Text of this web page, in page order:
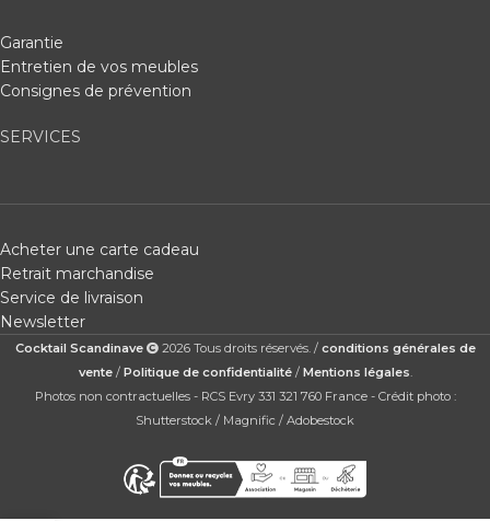
Garantie
Entretien de vos meubles
Consignes de prévention
SERVICES
Acheter une carte cadeau
Retrait marchandise
Service de livraison
Newsletter
Cocktail Scandinave 2026 Tous droits réservés. / conditions générales de
vente/ Politique de confidentialité/ Mentions légales.
Photos non contractuelles - RCS Evry 331 321 760 France - Crédit photo :
Shutterstock / Magnific / Adobestock